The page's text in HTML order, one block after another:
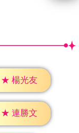
★ 楊光友
★ 連勝文